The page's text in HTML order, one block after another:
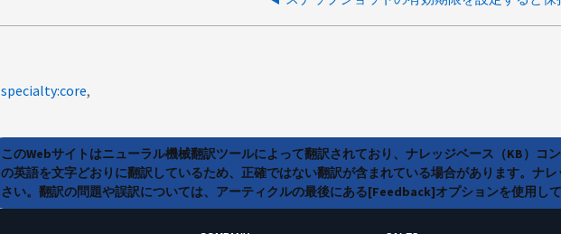
specialty:core
このWebサイトはニューラル機械翻訳ツールによって翻訳されており、ナレッジベース（KB）
の英語を文字どおりに翻訳しているため、正確ではない翻訳が含まれている場合があります。ナ
さい。翻訳の問題や誤訳については、アーティクルの最後にある[Feedback]オプションを使用し